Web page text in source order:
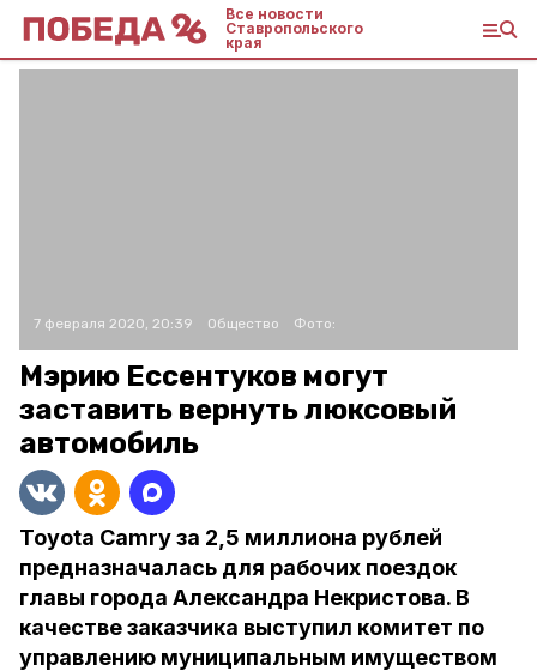
Все новости
Ставропольского
края
7 февраля 2020, 20:39 Общество Фото:
Мэрию Ессентуков могут
заставить вернуть люксовый
автомобиль
Toyota Camry за 2,5 миллиона рублей
предназначалась для рабочих поездок
главы города Александра Некристова. В
качестве заказчика выступил комитет по
управлению муниципальным имуществом